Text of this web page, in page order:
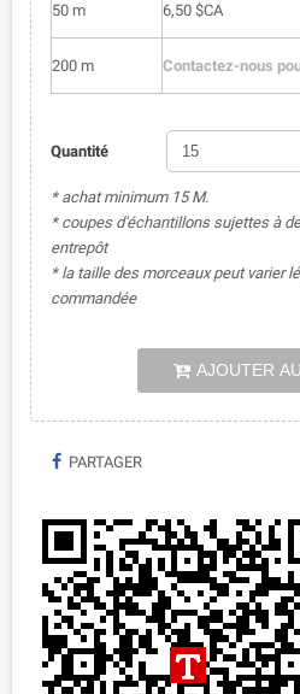
50 m 6,50 $CA
200 m Contactez-nous
Quantité
* achat minimum 15 M.
* coupes d'échantillons sujettes à
entrepôt
* la taille des morceaux peut varier
commandée
AJOUTER
PARTAGER